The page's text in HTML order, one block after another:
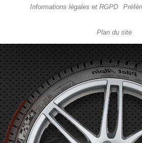
Informations légales et RGPD
Plan du site
Garage automobile Reparation, entretien,